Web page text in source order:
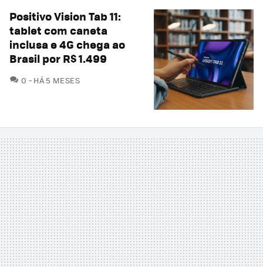
Positivo Vision Tab 11:
tablet com caneta
inclusa e 4G chega ao
Brasil por R$ 1.499
0 COMENTÁRIOS
HÁ 5 MESES